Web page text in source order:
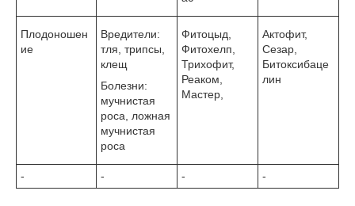
Плодоношен
ие
Вредители:
тля, трипсы,
клещ
Болезни:
мучнистая
роса, ложная
мучнистая
роса
Фитоцыд,
Фитохелп,
Трихофит,
Реаком,
Мастер,
Актофит,
Сезар,
Битоксибаце
лин
- - - -